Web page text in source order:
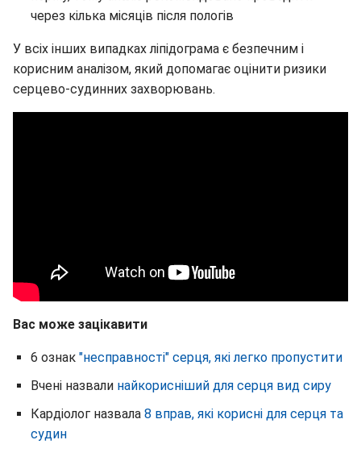
через кілька місяців після пологів
У всіх інших випадках ліпідограма є безпечним і
корисним аналізом, який допомагає оцінити ризики
серцево-судинних захворювань.
Вас може зацікавити
6 ознак "несправності" серця, які легко пропустити
Вчені назвали найкорисніший для серця вид сиру
Кардіолог назвала 8 вправ, які корисні для серця та
судин